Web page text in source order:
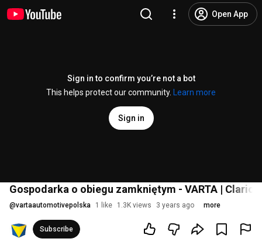
Open App
Sign in to confirm you’re not a bot
This helps protect our community.
Learn more
Sign in
Gospodarka o obiegu zamkniętym - VARTA | Clarios
@vartaautomotivepolska 1 like 1.3K views 3 years ago more
Subscribe